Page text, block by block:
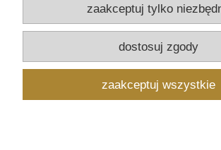
Płatności i dostawa
Informacje
O nas
zaakceptuj tylko
dostosuj zgody
zaakceptuj wszystkie